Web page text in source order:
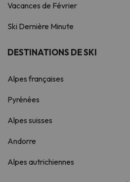
Vacances de Février
Ski Dernière Minute
DESTINATIONS DE SKI
Alpes françaises
Pyrénées
Alpes suisses
Andorre
Alpes autrichiennes